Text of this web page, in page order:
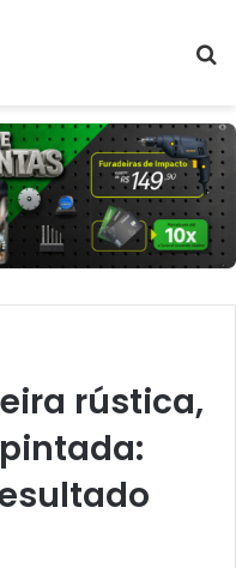
rústica,